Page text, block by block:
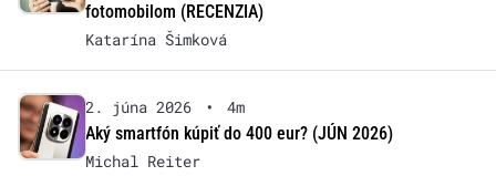
fotomobilom (RECENZIA)
Katarína Šimková
2. júna 2026 •
4m
Aký smartfón kúpiť do 400 eur? (JÚN 2026)
Michal Reiter